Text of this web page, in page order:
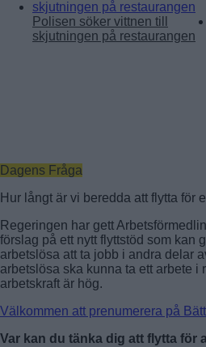
Polisen söker vittnen till
skjutningen på restaurangen
Dagens Fråga
Hur långt är vi beredda att flytta för
Regeringen har gett
förslag på ett nytt flyttstöd som kan
arbetslösa att ta jobb i andra delar
arbetslösa ska kunna ta ett arbete i
arbetskraft är hög.
Välkommen att prenumerera på
Var kan du tänka dig att flytta för